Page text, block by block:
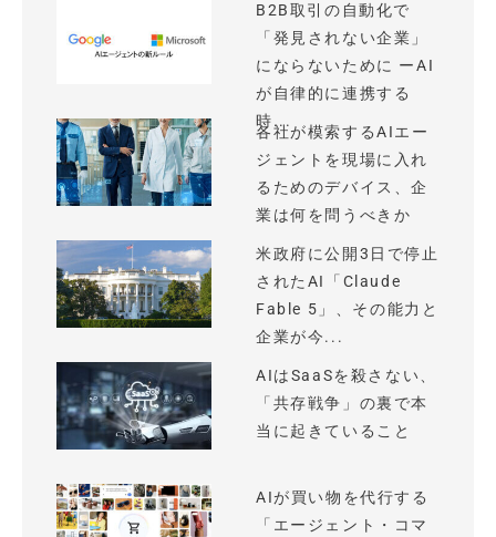
B2B取引の自動化で
「発見されない企業」
にならないために ーAI
が自律的に連携する
時...
各社が模索するAIエー
ジェントを現場に入れ
るためのデバイス、企
業は何を問うべきか
米政府に公開3日で停止
されたAI「Claude
Fable 5」、その能力と
企業が今...
AIはSaaSを殺さない、
「共存戦争」の裏で本
当に起きていること
AIが買い物を代行する
「エージェント・コマ